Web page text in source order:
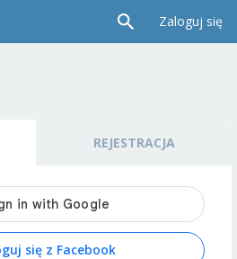
Zaloguj się
REJESTRACJA
się z Facebook